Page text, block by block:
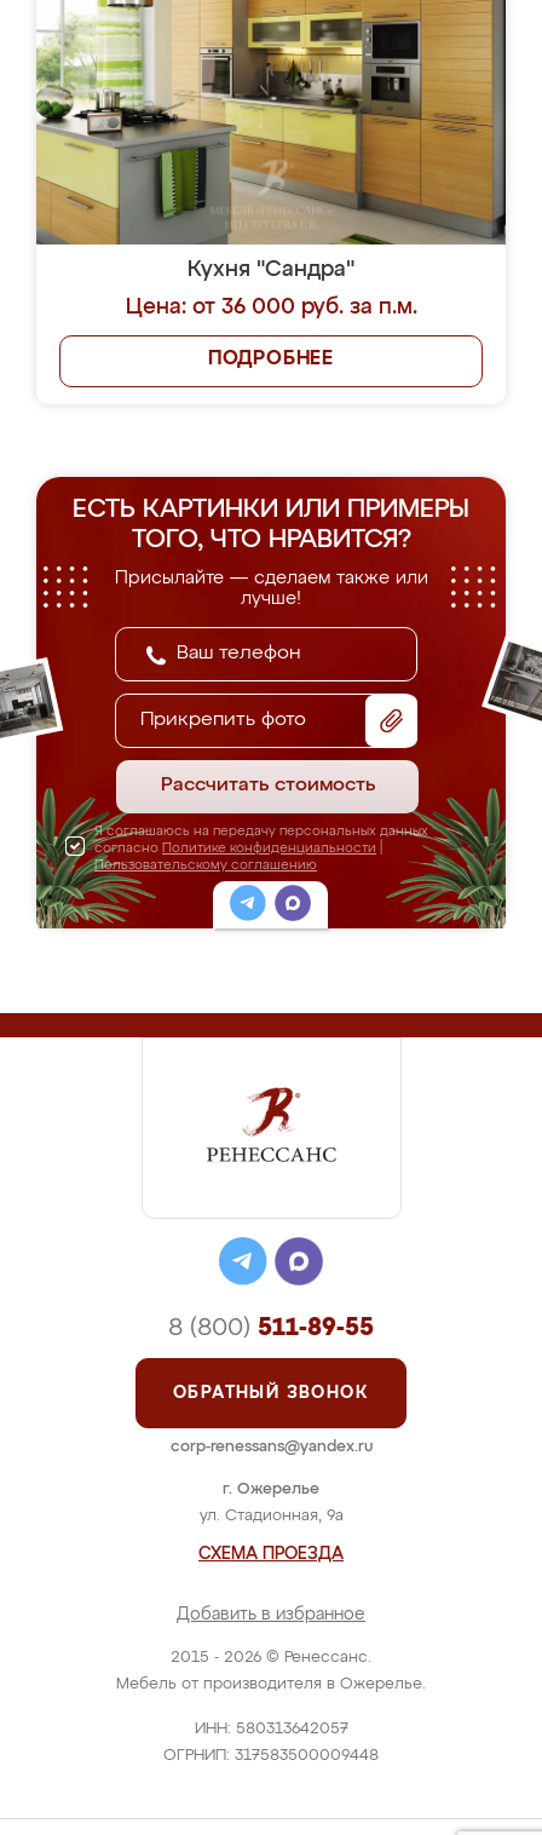
Кухня "Сандра"
Цена: от 36 000 руб. за п.м.
ПОДРОБНЕЕ
ЕСТЬ КАРТИНКИ ИЛИ ПРИМЕРЫ
ТОГО, ЧТО НРАВИТСЯ?
Присылайте — сделаем также или
лучше!
Прикрепить фото
Рассчитать стоимость
Я соглашаюсь на передачу персональных данных
согласно Политике конфиденциальности
Пользовательскому соглашению
2015 - 2026 © Ренессанс.
Мебель от производителя в Ожерелье.
ИНН: 580313642057
ОГРНИП: 317583500009448
г. Ожерелье
ул. Стадионная, 9а
СХЕМА ПРОЕЗДА
Добавить в избранное
8 (800) 511-89-55
ОБРАТНЫЙ ЗВОНОК
corp-renessans@yandex.ru